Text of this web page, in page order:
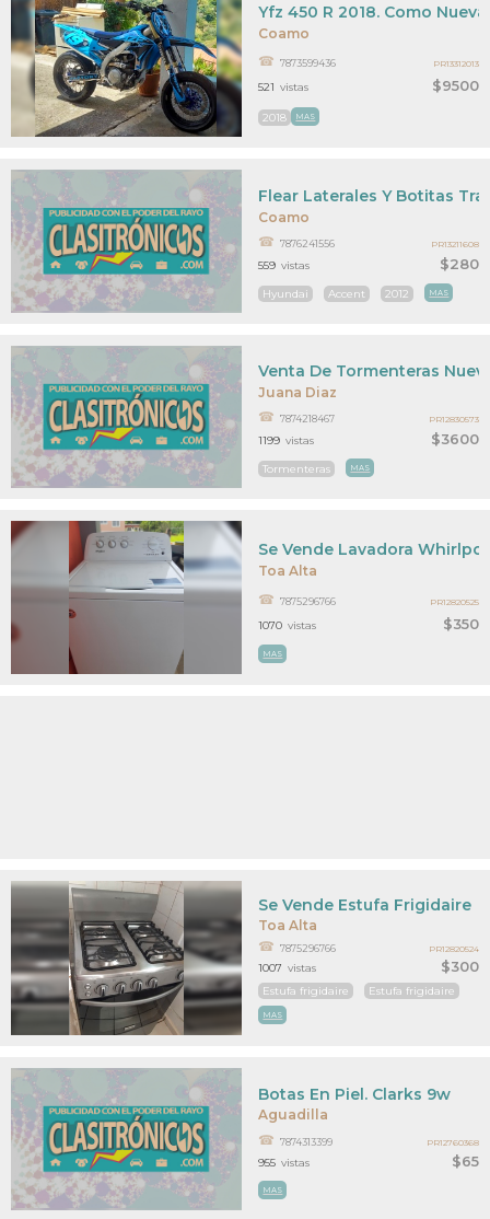
Coamo
$9500
Yfz 450 R 2018. Como Nueva.
7873599436
2018 MAS
521 vistas
PR13312013
Coamo
$280
Flear Laterales Y Botitas
7876241556
Hyundai Accent 2012 MAS
559 vistas
PR13211608
Juana Diaz
$3600
Venta De Tormenteras
7874218467
Tormenteras MAS
1199 vistas
PR12830573
Toa Alta
$350
Se Vende Lavadora
7875296766
MAS
1070 vistas
PR12820525
Toa Alta
$300
Se Vende Estufa Frigidaire
7875296766
Estufa frigidaire Estufa frigidaire
MAS
1007 vistas
PR12820524
Aguadilla
$65
Botas En Piel. Clarks 9w
7874313399
MAS
955 vistas
PR12760368